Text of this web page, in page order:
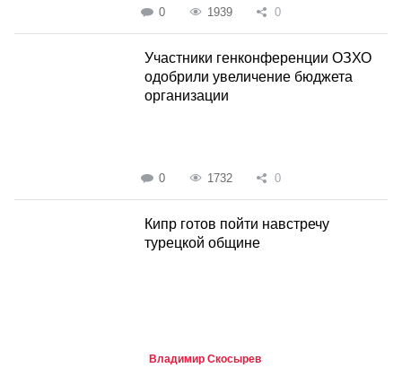
0 1939 0
Участники генконференции ОЗХО
одобрили увеличение бюджета
организации
0 1732 0
Кипр готов пойти навстречу
турецкой общине
Владимир Скосырев